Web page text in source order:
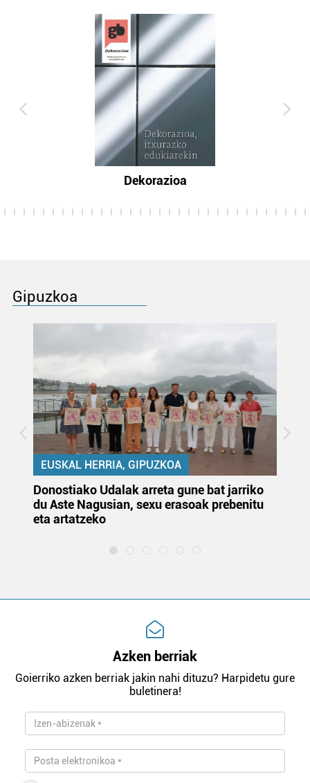
Dekorazioa
Gipuzkoa
EUSKAL HERRIA, GIPUZKOA
Donostiako Udalak arreta gune bat jarriko
du Aste Nagusian, sexu erasoak prebenitu
eta artatzeko
Azken berriak
Goierriko azken berriak jakin nahi dituzu? Harpidetu gure
buletinera!